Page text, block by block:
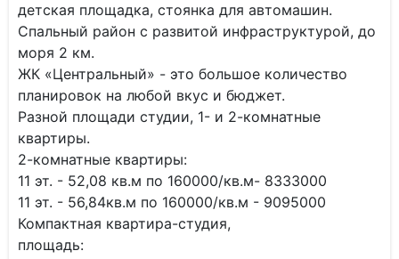
детская площадка, стоянка для автомашин.
Спальный район с развитой инфраструктурой, до
моря 2 км.
ЖК «Центральный» - это большое количество
планировок на любой вкус и бюджет.
Разной площади студии, 1- и 2-комнатные
квартиры.
2-комнатные квартиры:
11 эт. - 52,08 кв.м по 160000/кв.м- 8333000
11 эт. - 56,84кв.м по 160000/кв.м - 9095000
Компактная квартира-студия,
площадь: